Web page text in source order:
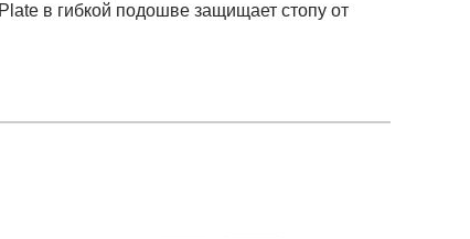
в гибкой подошве защищает стопу от